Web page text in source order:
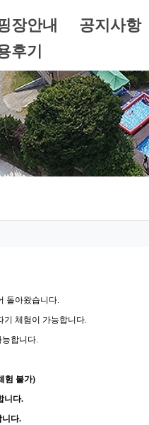
메뉴
장안내 공지사항
후기
돌아왔습니다.
기 체험이 가능합니다.
합니다.
험 불가)
니다.
다.